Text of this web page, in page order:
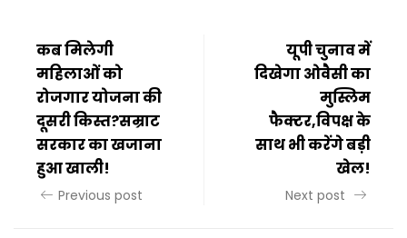
कब मिलेगी
महिलाओं को
रोजगार योजना की
दूसरी किस्त?सम्राट
सरकार का खजाना
हुआ खाली!
Previous post
यूपी चुनाव में
दिखेगा ओवैसी का
मुस्लिम
फैक्टर,विपक्ष के
साथ भी करेंगे बड़ी
खेल!
Next post